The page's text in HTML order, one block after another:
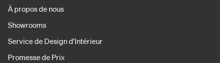
À propos de nous
Showrooms
Service de Design d'Intérieur
Promesse de Prix